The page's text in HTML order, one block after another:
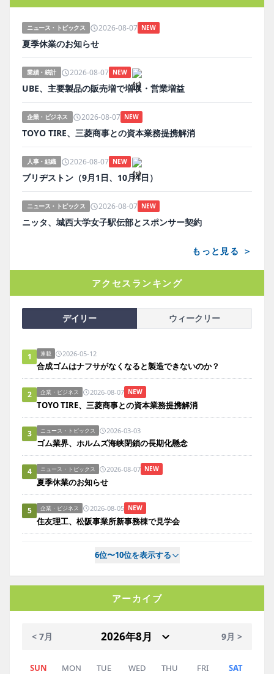
ニュース・トピックス 2026-08-07 NEW
夏季休業のお知らせ
業績・統計 2026-08-07 NEW
UBE、主要製品の販売増で増収・営業増益
企業・ビジネス 2026-08-07 NEW
TOYO TIRE、三菱商事との資本業務提携解消
人事・組織 2026-08-07 NEW
ブリヂストン（9月1日、10月1日）
ニュース・トピックス 2026-08-07 NEW
ニッタ、城西大学女子駅伝部とスポンサー契約
もっと見る ＞
アクセスランキング
デイリー ウィークリー
1 連載 2026-05-12
合成ゴムはナフサがなくなると製造できないのか？
2 企業・ビジネス 2026-08-07 NEW
TOYO TIRE、三菱商事との資本業務提携解消
3 ニュース・トピックス 2026-03-03
ゴム業界、ホルムズ海峡閉鎖の長期化懸念
4 ニュース・トピックス 2026-08-07 NEW
夏季休業のお知らせ
5 企業・ビジネス 2026-08-05 NEW
住友理工、松阪事業所新事務棟で見学会
6位〜10位を表示する
アーカイブ
< 7月 9月 >
SUN MON TUE WED THU FRI
SAT